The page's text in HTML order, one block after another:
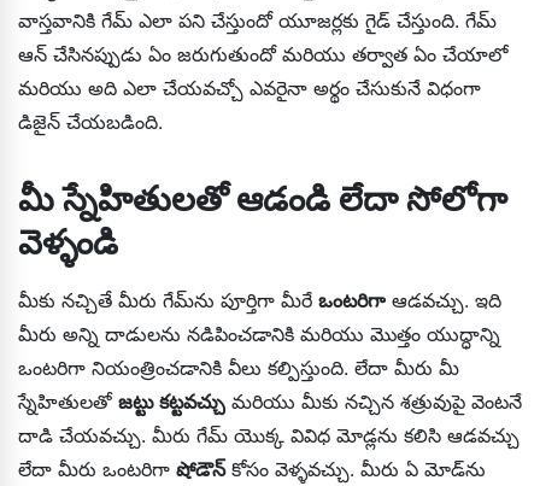
వాస్తవానికి గేమ్ ఎలా పని చేస్తుందో యూజర్లకు గైడ్ చేస్తుంది. గేమ్
ఆన్ చేసినప్పుడు ఏం జరుగుతుందో మరియు తర్వాత ఏం చేయాలో
మరియు అది ఎలా చేయవచ్చో ఎవరైనా అర్థం చేసుకునే విధంగా
డిజైన్ చేయబడింది.
మీ స్నేహితులతో ఆడండి లేదా సోలోగా
వెళ్ళండి
మీకు నచ్చితే మీరు గేమ్‌ను పూర్తిగా మీరే ఒంటరిగా ఆడవచ్చు. ఇది
మీరు అన్ని దాడులను నడిపించడానికి మరియు మొత్తం యుద్ధాన్ని
ఒంటరిగా నియంత్రించడానికి వీలు కల్పిస్తుంది. లేదా మీరు మీ
స్నేహితులతో జట్టు కట్టవచ్చు మరియు మీకు నచ్చిన శత్రువుపై వెంటనే
దాడి చేయవచ్చు. మీరు గేమ్ యొక్క వివిధ మోడ్లను కలిసి ఆడవచ్చు
లేదా మీరు ఒంటరిగా షోడౌన్కోసం వెళ్ళవచ్చు. మీరు ఏ మోడ్‌ను